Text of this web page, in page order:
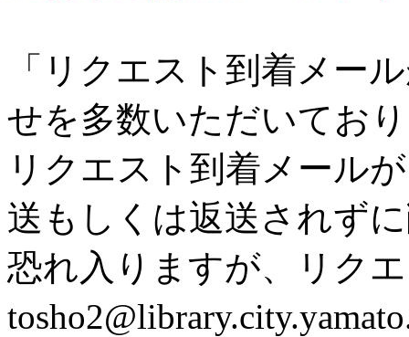
「リクエスト到着メー
せを多数いただいてお
リクエスト到着メール
送もしくは返送されず
恐れ入りますが、リク